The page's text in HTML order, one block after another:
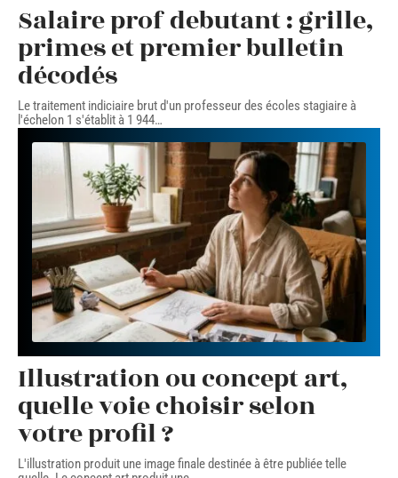
Salaire prof debutant : grille,
primes et premier bulletin
décodés
Le traitement indiciaire brut d'un professeur des écoles stagiaire à
l'échelon 1 s'établit à 1 944…
Illustration ou concept art,
quelle voie choisir selon
votre profil ?
L'illustration produit une image finale destinée à être publiée telle